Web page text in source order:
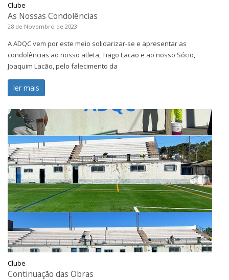
Clube
As Nossas Condolências
28 de Novembro de 2023
A ADQC vem por este meio solidarizar-se e apresentar as
condolências ao nosso atleta, Tiago Lacão e ao nosso Sócio,
Joaquim Lacão, pelo falecimento da
ler mais
Clube
Continuação das Obras